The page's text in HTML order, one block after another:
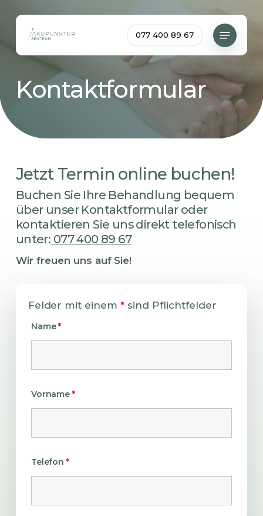
077 400 89 67
Menu
Kontaktformular
Jetzt Termin online buchen!
Buchen Sie Ihre Behandlung bequem
über unser Kontaktformular oder
kontaktieren Sie uns direkt telefonisch
unter: 077 400 89 67
Wir freuen uns auf Sie!
Felder mit einem* sind Pflichtfelder
Name*
Vorname*
Telefon*